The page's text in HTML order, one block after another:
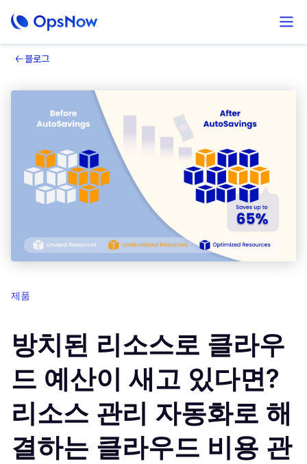
블로그
제품
방치된 리소스로 클라우
드 예산이 새고 있다면?
리소스 관리 자동화로 해
결하는 클라우드 비용 관